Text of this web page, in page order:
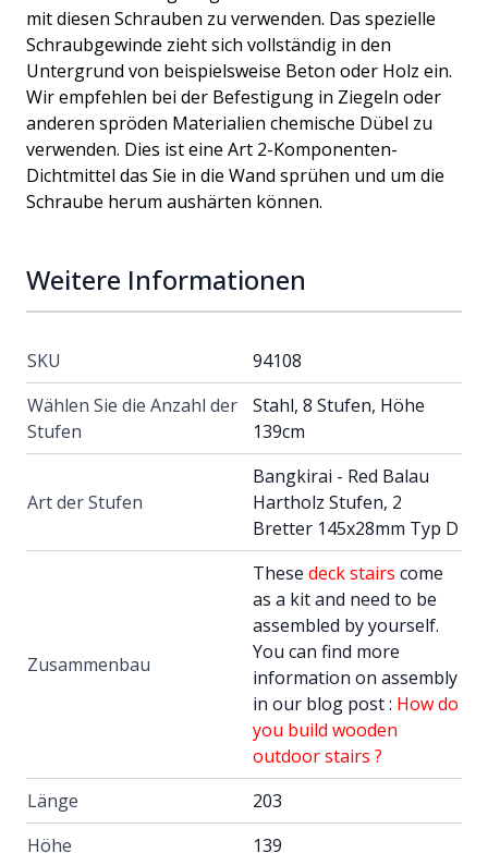
mit diesen Schrauben zu verwenden. Das spezielle
Schraubgewinde zieht sich vollständig in den
Untergrund von beispielsweise Beton oder Holz ein.
Wir empfehlen bei der Befestigung in Ziegeln oder
anderen spröden Materialien chemische Dübel zu
verwenden. Dies ist eine Art 2-Komponenten-
Dichtmittel das Sie in die Wand sprühen und um die
Schraube herum aushärten können.
Weitere Informationen
SKU
94108
Wählen Sie die Anzahl der
Stufen
Stahl, 8 Stufen, Höhe
139cm
Art der Stufen
Bangkirai - Red Balau
Hartholz Stufen, 2
Bretter 145x28mm Typ D
Zusammenbau
These deck stairs come
as a kit and need to be
assembled by yourself.
You can find more
information on assembly
in our blog post : How do
you build wooden
outdoor stairs ?
Länge
203
Höhe
139